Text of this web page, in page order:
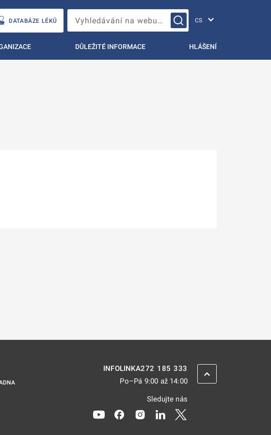
DATABÁZE LÉKŮ Vyhledávání na webu…
DŮLEŽITÉ INFORMACE HLÁŠENÍ
INFOLINKA272 185 333
Po–Pá 9:00 až 14:00
Sledujte nás
Odkaz se otevře na nové kartě
Odkaz se otevře na nové kartě
Odkaz se otevře na nové kartě
Odkaz se otevře na nové
ZPĚT NAHORU